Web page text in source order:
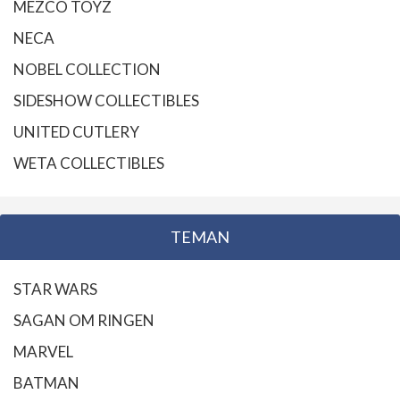
MEZCO TOYZ
NECA
NOBEL COLLECTION
SIDESHOW COLLECTIBLES
UNITED CUTLERY
WETA COLLECTIBLES
TEMAN
STAR WARS
SAGAN OM RINGEN
MARVEL
BATMAN